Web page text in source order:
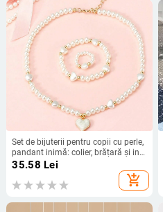
Set de bijuterii pentru copii cu perle,
pandant inimă: colier, brățară și inel
(Material: plastic/rășină; Lanț: șir de
perle; Pandant: aliaj; Handmade;
Stil: drăguț; Interval de vârstă: 3–6,
35.58 Lei
add_shopping_cart